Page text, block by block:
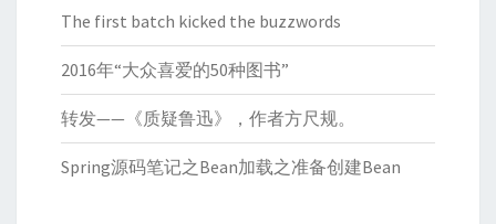
The first batch kicked the buzzwords
2016年“大众喜爱的50种图书”
转发——《质疑鲁迅》，作者方尺规。
Spring源码笔记之Bean加载之准备创建Bean